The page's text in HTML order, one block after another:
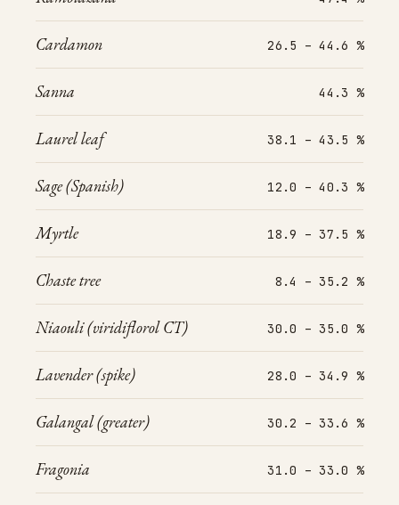
Cardamon 26.5 – 44.6 %
Sanna 44.3 %
Laurel leaf 38.1 – 43.5 %
Sage (Spanish) 12.0 – 40.3 %
Myrtle 18.9 – 37.5 %
Chaste tree 8.4 – 35.2 %
Niaouli (viridiflorol CT) 30.0 – 35.0 %
Lavender (spike) 28.0 – 34.9 %
Galangal (greater) 30.2 – 33.6 %
Fragonia 31.0 – 33.0 %